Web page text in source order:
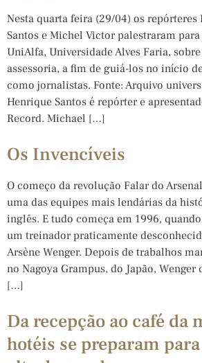
Nesta quarta feira (29/04) os repórteres
Santos e Michel Victor palestraram
UniAlfa, Universidade Alves Faria,
assessoria, a fim de guiá-los no início
como jornalistas. Fonte: Arquivo
Henrique Santos é repórter e
Record. Michael […]
Os Invencíveis
O começo da revolução Falar do
uma das equipes mais lendárias da
inglês. E tudo começa em 1996,
um treinador praticamente
Arsène Wenger. Depois de trabalhos
no Nagoya Grampus, do Japão, Wenger
[…]
Da recepção ao café da
hotéis se preparam